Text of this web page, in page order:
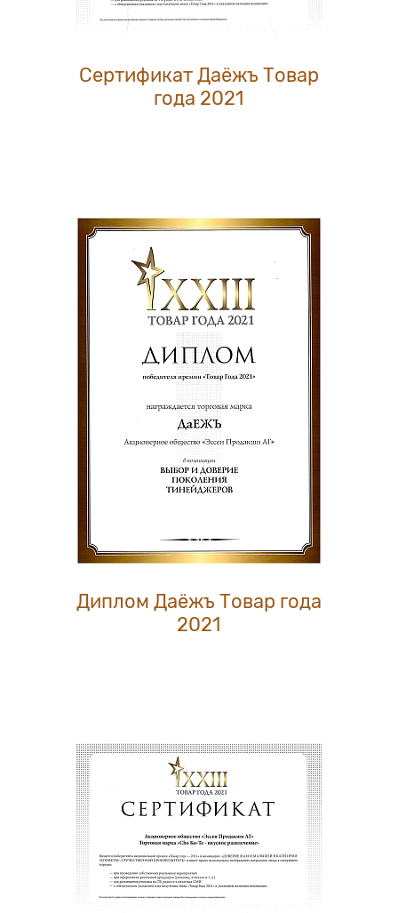
Сертификат Даёжъ Товар
года 2021
Диплом Даёжъ Товар года
2021